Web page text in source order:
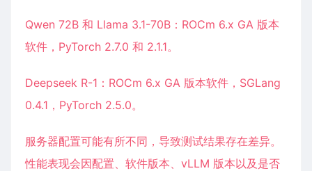
Qwen 72B 和 Llama 3.1-70B：ROCm 6.x GA 版本
软件，PyTorch 2.7.0 和 2.1.1。
Deepseek R-1：ROCm 6.x GA 版本软件，SGLang
0.4.1，PyTorch 2.5.0。
服务器配置可能有所不同，导致测试结果存在差异。
性能表现会因配置、软件版本、vLLM 版本以及是否